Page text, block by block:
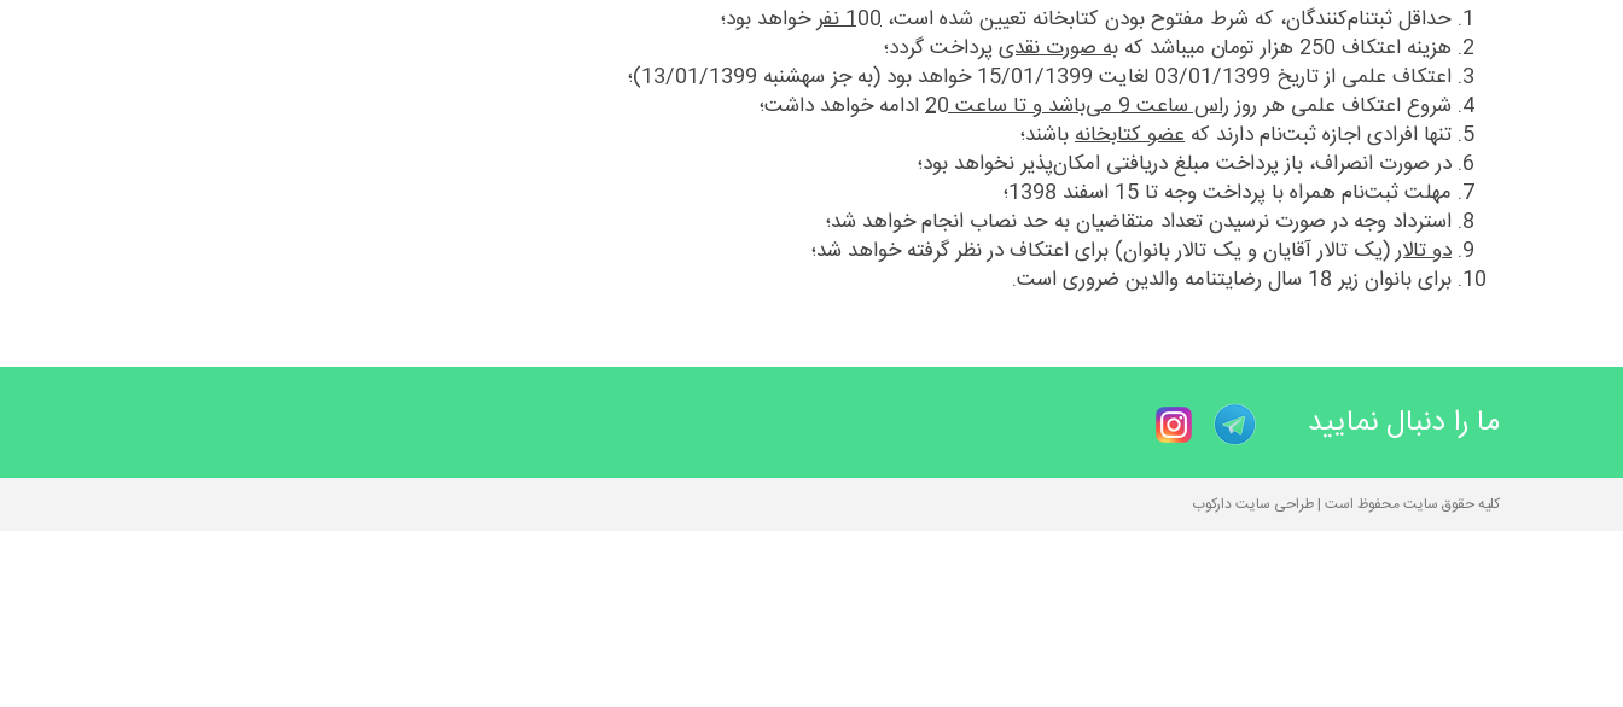
حداقل ثبت‎نام‌کنندگان، که شرط مفتوح بودن کتابخانه تعیین شده است، 100 نفر
خواهد بود؛
هزینه اعتکاف 250 هزار تومان می‎باشد که
به صورت نقدی پرداخت گردد؛
اعتکاف علمی از تاریخ 03/01/1399 لغايت 15/01/1399 خواهد بود (به جز سه‎شنبه 13/01/1399)؛
شروع اعتکاف علمی هر روز راس ساعت 9 می‌باشد و تا ساعت 20
ادامه خواهد داشت؛
تنها افرادی اجازه ثبت‌نام دارند که عضو کتابخانهباشند؛
در صورت انصراف، باز پرداخت مبلغ دریافتی امکان‌پذیر نخواهد بود؛
مهلت ثبت‌نام همراه با پرداخت وجه تا 15 اسفند 1398؛
استرداد وجه در صورت نرسیدن تعداد متقاضیان به حد نصاب انجام خواهد شد؛
دو تالار(یک تالار آقایان و یک تالار بانوان) برای اعتکاف در نظر گرفته خواهد شد؛
برای بانوان زیر 18 سال رضایت‎نامه والدین ضروری است.
ما را دنبال نمایید
کلیه حقوق سایت محفوظ است | طراحی سایت دارکوب